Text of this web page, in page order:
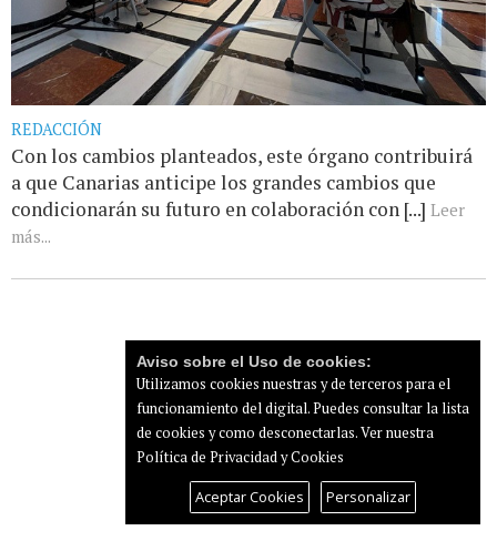
REDACCIÓN
Con los cambios planteados, este órgano contribuirá
a que Canarias anticipe los grandes cambios que
condicionarán su futuro en colaboración con [...] Leer
más...
Aviso sobre el Uso de cookies:
Utilizamos cookies nuestras y de terceros para el
funcionamiento del digital. Puedes consultar la lista
de cookies y como desconectarlas.Ver nuestra
Política de Privacidad y Cookies
Aceptar Cookies Personalizar